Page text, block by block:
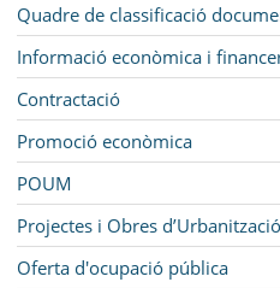
Quadre de classificació
Informació econòmica i
Contractació
Promoció econòmica
POUM
Projectes i Obres d’Urbanització
Oferta d'ocupació pública